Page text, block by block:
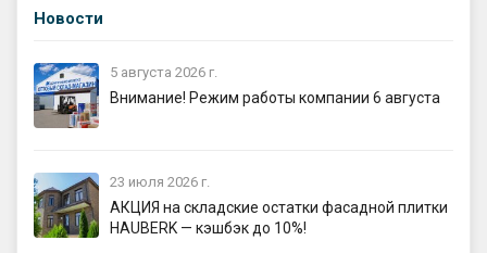
Новости
5 августа 2026 г.
Внимание! Режим работы компании 6 августа
23 июля 2026 г.
АКЦИЯ на складские остатки фасадной плитки
HAUBERK — кэшбэк до 10%!